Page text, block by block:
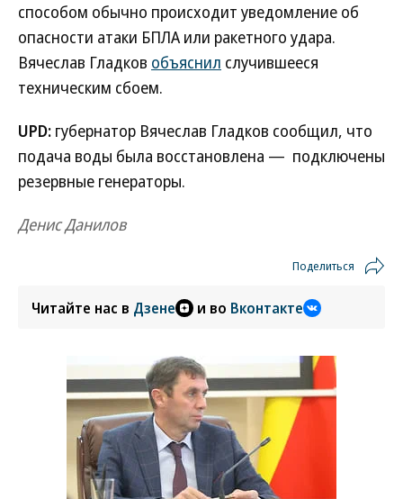
способом обычно происходит уведомление об
опасности атаки БПЛА или ракетного удара.
Вячеслав Гладков объяснил случившееся
техническим сбоем.
UPD: губернатор Вячеслав Гладков сообщил, что
подача воды была восстановлена — подключены
резервные генераторы.
Денис Данилов
Поделиться
Читайте нас в Дзене и во Вконтакте